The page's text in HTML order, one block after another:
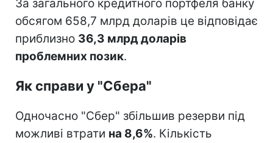
За загального кредитного портфеля банку
обсягом 658,7 млрд доларів це відповідає
приблизно 36,3 млрд доларів
проблемних позик.
Як справи у "Сбера"
Одночасно "Сбер" збільшив резерви під
можливі втрати на 8,6%. Кількість